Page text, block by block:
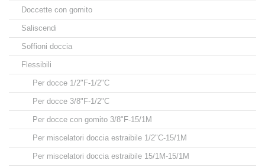
Doccette con gomito
Saliscendi
Soffioni doccia
Flessibili
Per docce 1/2"F-1/2"C
Per docce 3/8"F-1/2"C
Per docce con gomito 3/8"F-15/1M
Per miscelatori doccia estraibile 1/2"C-15/1M
Per miscelatori doccia estraibile 15/1M-15/1M